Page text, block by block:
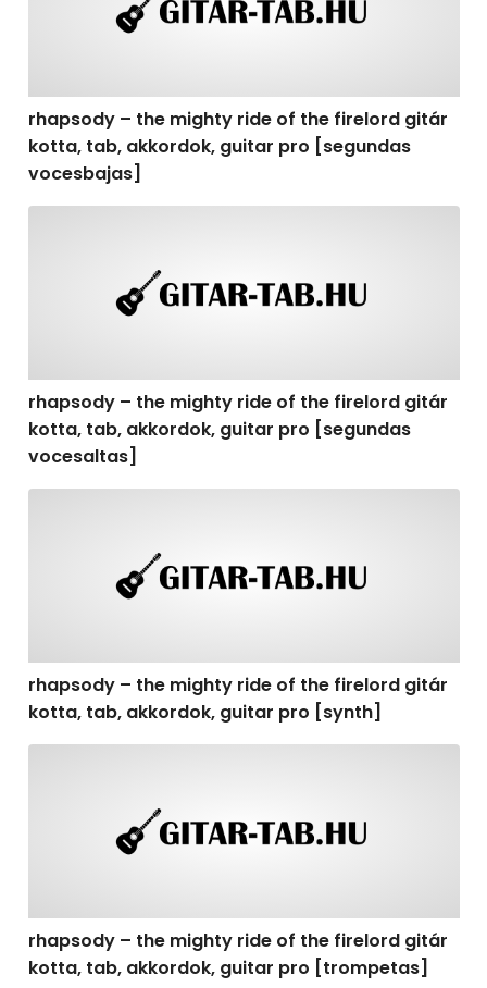
rhapsody – the mighty ride of the firelord gitár
kotta, tab, akkordok, guitar pro [segundas
vocesbajas]
rhapsody – the mighty ride of the firelord gitár
kotta, tab, akkordok, guitar pro [segundas
vocesaltas]
rhapsody – the mighty ride of the firelord gitár
kotta, tab, akkordok, guitar pro [synth]
rhapsody – the mighty ride of the firelord gitár
kotta, tab, akkordok, guitar pro [trompetas]